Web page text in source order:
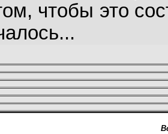
чтобы это